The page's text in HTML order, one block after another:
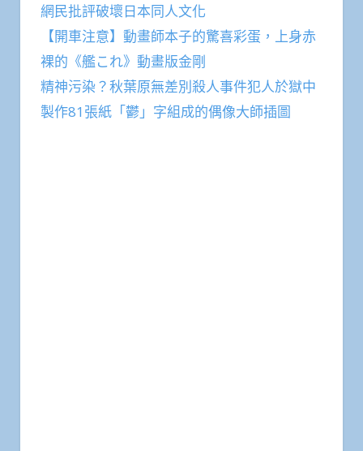
網民批評破壞日本同人文化
【開車注意】動畫師本子的驚喜彩蛋，上身赤
裸的《艦これ》動畫版金剛
精神污染？秋葉原無差別殺人事件犯人於獄中
製作81張紙「鬱」字組成的偶像大師插圖